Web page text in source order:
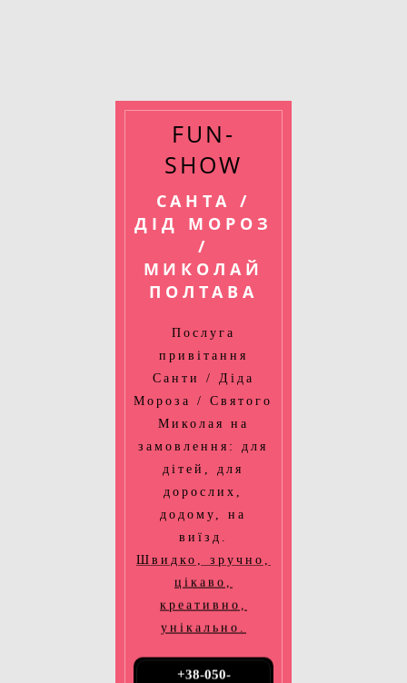
FUN-
SHOW
САНТА /
ДІД МОРОЗ
/
МИКОЛАЙ
ПОЛТАВА
Послуга
привітання
Санти / Діда
Мороза / Святого
Миколая на
замовлення: для
дітей, для
дорослих,
додому, на
виїзд.
Швидко, зручно,
цікаво,
креативно,
унікально.
+38-050-